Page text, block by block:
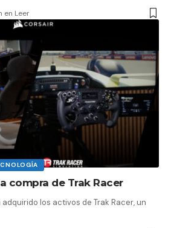
en Leer
compra de Trak Racer
los activos de Trak Racer, un